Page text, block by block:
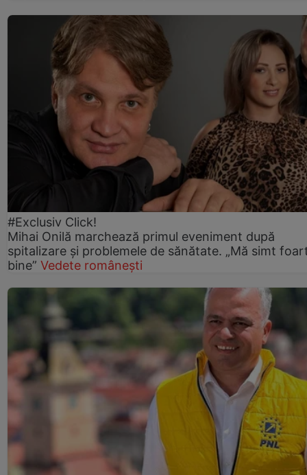
#Exclusiv Click!
Mihai Onilă marchează primul eveniment după
spitalizare și problemele de sănătate. „Mă simt
bine” Vedete românești